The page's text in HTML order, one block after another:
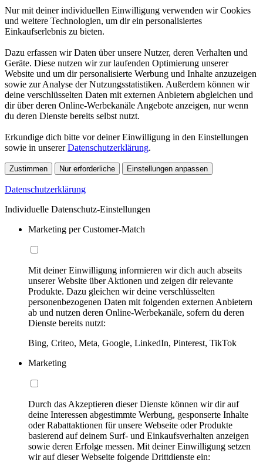
Nur mit deiner individuellen Einwilligung verwenden wir Cookies
und weitere Technologien, um dir ein personalisiertes
Einkaufserlebnis zu bieten.
Dazu erfassen wir Daten über unsere Nutzer, deren Verhalten und
Geräte. Diese nutzen wir zur laufenden Optimierung unserer
Website und um dir personalisierte Werbung und Inhalte anzuzeigen
sowie zur Analyse der Nutzungsstatistiken. Außerdem können wir
deine verschlüsselten Daten mit externen Anbietern abgleichen und
dir über deren Online-Werbekanäle Angebote anzeigen, nur wenn
du deren Dienste bereits selbst nutzt.
Erkundige dich bitte vor deiner Einwilligung in den Einstellungen
sowie in unsererDatenschutzerklärung.
Zustimmen Nur erforderliche Einstellungen anpassen
Datenschutzerklärung
Individuelle Datenschutz-Einstellungen
Marketing per Customer-Match
Mit deiner Einwilligung informieren wir dich auch abseits
unserer Website über Aktionen und zeigen dir relevante
Produkte. Dazu gleichen wir deine verschlüsselten
personenbezogenen Daten mit folgenden externen Anbietern
ab und nutzen deren Online-Werbekanäle, sofern du deren
Dienste bereits nutzt:
Bing, Criteo, Meta, Google, LinkedIn, Pinterest, TikTok
Marketing
Durch das Akzeptieren dieser Dienste können wir dir auf
deine Interessen abgestimmte Werbung, gesponserte Inhalte
oder Rabattaktionen für unsere Webseite oder Produkte
basierend auf deinem Surf- und Einkaufsverhalten anzeigen
sowie deren Erfolge messen. Mit deiner Einwilligung setzen
wir auf dieser Webseite folgende Drittdienste ein: